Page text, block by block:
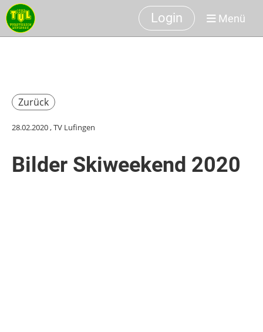
Login Menü
Zurück
28.02.2020, TV Lufingen
Bilder Skiweekend 2020